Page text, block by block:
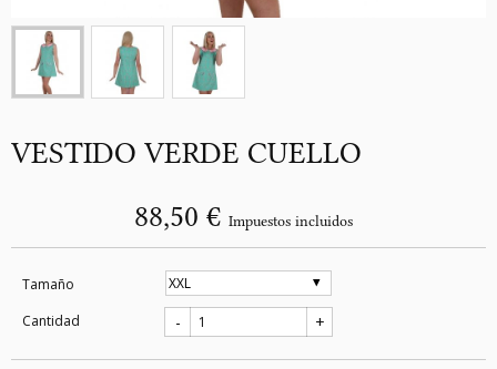
VESTIDO VERDE CUELLO
88,50 € Impuestos incluidos
Tamaño
Cantidad
- +